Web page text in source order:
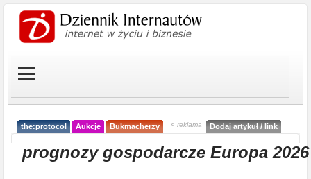
the:protocol Aukcje Bukmacherzy < reklama Dodaj artykuł / link
prognozy gospodarcze Europa 2026